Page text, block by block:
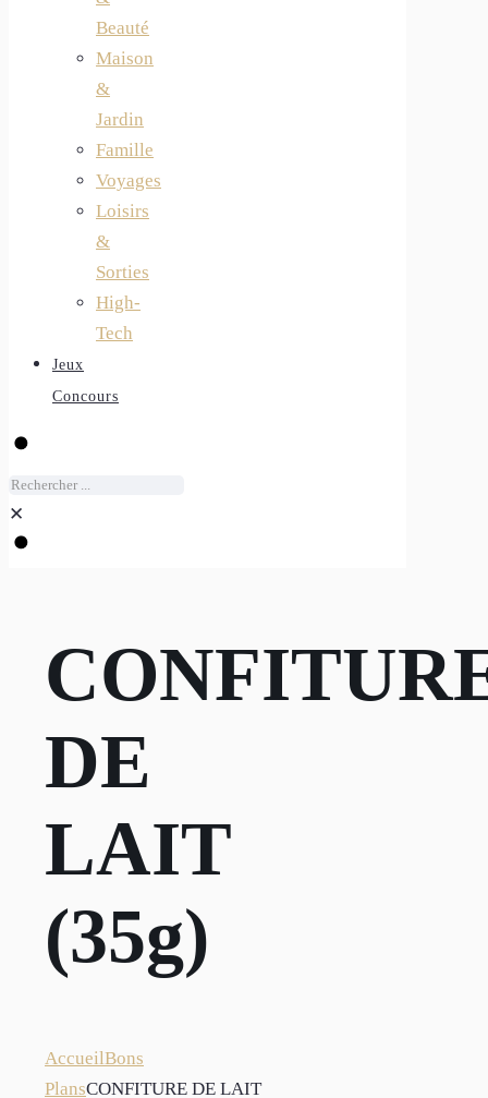
Beauté
Maison
&
Jardin
Famille
Voyages
Loisirs
&
Sorties
High-
Tech
Jeux
Concours
✕
DE
LAIT
(35g)
AccueilBons
PlansCONFITURE DE LAIT